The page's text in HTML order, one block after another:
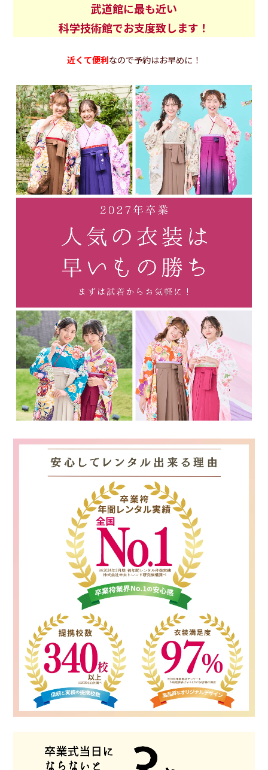
武道館に最も近い
科学技術館でお支度致します！
近くて便利なので予約はお早めに！